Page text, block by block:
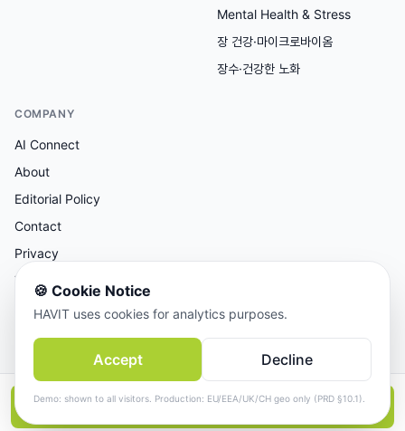
📱앱에서 더 보기
Mental Health & Stress
장 건강·마이크로바이옴
장수·건강한 노화
COMPANY
AI Connect
About
Editorial Policy
Contact
Privacy
Terms
AI 보조 리서치, 사람이 검토한 콘텐츠.
🍪 Cookie Notice
HAVIT uses cookies for analytics purposes.
Accept Decline
Demo: shown to all visitors. Production: EU/EEA/UK/CH geo only (PRD §10.1).